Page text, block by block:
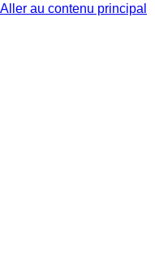
Aller au contenu principal